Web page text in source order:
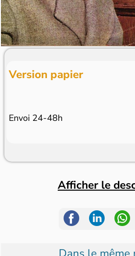
Version papier
Envoi 24-48h
Afficher le